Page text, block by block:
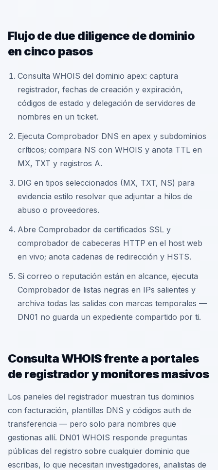
Flujo de due diligence de dominio
en cinco pasos
Consulta WHOIS del dominio apex: captura
registrador, fechas de creación y expiración,
códigos de estado y delegación de servidores de
nombres en un ticket.
Ejecuta Comprobador DNS en apex y subdominios
críticos; compara NS con WHOIS y anota TTL en
MX, TXT y registros A.
DIG en tipos seleccionados (MX, TXT, NS) para
evidencia estilo resolver que adjuntar a hilos de
abuso o proveedores.
Abre Comprobador de certificados SSL y
comprobador de cabeceras HTTP en el host web
en vivo; anota cadenas de redirección y HSTS.
Si correo o reputación están en alcance, ejecuta
Comprobador de listas negras en IPs salientes y
archiva todas las salidas con marcas temporales —
DN01 no guarda un expediente compartido por ti.
Consulta WHOIS frente a portales
de registrador y monitores masivos
Los paneles del registrador muestran tus dominios
con facturación, plantillas DNS y códigos auth de
transferencia — pero solo para nombres que
gestionas allí. DN01 WHOIS responde preguntas
públicas del registro sobre cualquier dominio que
escribas, lo que necesitan investigadores, analistas de